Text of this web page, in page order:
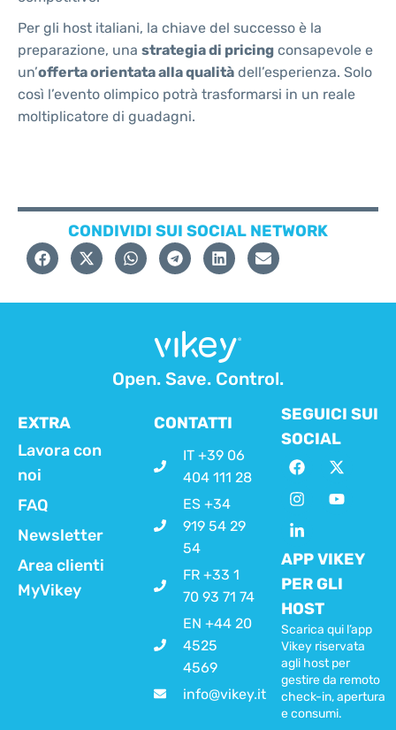
Per gli host italiani, la chiave del successo è la
preparazione, una strategia di pricing consapevole e
un’offerta orientata alla qualità dell’esperienza. Solo
così l’evento olimpico potrà trasformarsi in un reale
moltiplicatore di guadagni.
CONDIVIDI SUI SOCIAL NETWORK
Open. Save. Control.
EXTRA
Lavora con
noi
FAQ
Newsletter
Area clienti
MyVikey
CONTATTI
IT +39 06
404 111 28
ES +34
919 54 29
54
FR +33 1
70 93 71 74
EN +44 20
4525
4569
info@vikey.it
SEGUICI SUI
SOCIAL
APP VIKEY
PER GLI
HOST
Scarica qui l’app
Vikey riservata
agli host per
gestire da remoto
check-in, apertura
e consumi.